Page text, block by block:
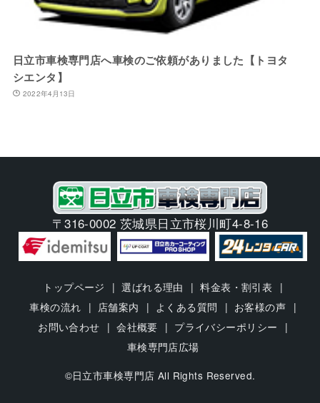
日立市車検専門店へ車検のご依頼がありました【トヨタ
シエンタ】
2022年4月13日
〒316-0002 茨城県日立市桜川町4-8-16
トップページ 選ばれる理由
料金表・割引表
車検の流れ
店舗案内 よくある質問
お客様の声
お問い合わせ
会社概要
プライバシーポリシー
車検専門店広場
©日立市車検専門店 All Rights Reserved.